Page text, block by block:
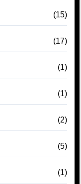
(15)
(17)
(1)
(1)
(2)
(5)
(1)